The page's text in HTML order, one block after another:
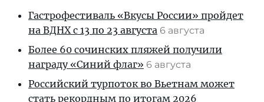
Гастрофестиваль «Вкусы России» пройдет
на ВДНХ с 13 по 23 августа 6 августа
Более 60 сочинских пляжей получили
награду «Синий флаг» 6 августа
Российский турпоток во Вьетнам может
стать рекордным по итогам 2026